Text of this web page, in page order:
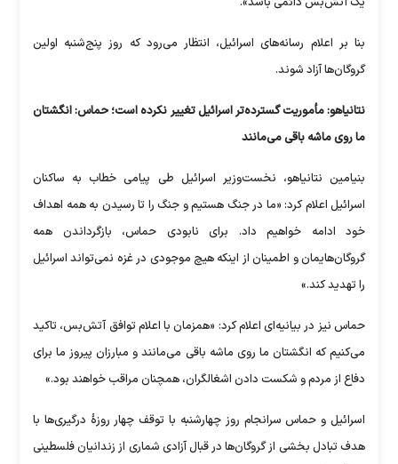
بنا بر اعلام رسانه‌های اسرائیل، انتظار می‌رود که روز پنج‌شنبه اولین
گروگان‌ها آزاد شوند.
نتانیاهو: مأموریت گسترده‌تر اسرائیل تغییر نکرده است؛ حماس: انگشتان
ما روی ماشه باقی می‌مانند
بنیامین نتانیاهو، نخست‌وزیر اسرائیل طی پیامی خطاب به ساکنان
اسرائیل اعلام کرد: «ما در جنگ هستیم و جنگ را تا رسیدن به همه اهداف
خود ادامه خواهیم داد. برای نابودی حماس، بازگرداندن همه
گروگان‌هایمان و اطمینان از اینکه هیچ موجودی در غزه نمی‌تواند اسرائیل
را تهدید کند.»
حماس نیز در بیانیه‌ای اعلام کرد: «همزمان با اعلام توافق آتش‌بس، تاکید
می‌کنیم که انگشتان ما روی ماشه باقی می‌مانند و مبارزان پیروز ما برای
دفاع از مردم و شکست دادن اشغالگران، همچنان مراقب خواهند بود.»
اسرائیل و حماس سرانجام روز چهارشنبه با توقف چهار روزۀ درگیری‌ها با
هدف تبادل بخشی از گروگان‌ها در قبال آزادی شماری از زندانیان فلسطینی